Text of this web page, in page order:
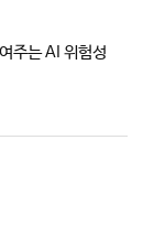
주는 AI 위험성